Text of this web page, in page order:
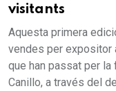
visitants
Aquesta primera
vendes per expositor
que han passat per la
Canillo, a través del